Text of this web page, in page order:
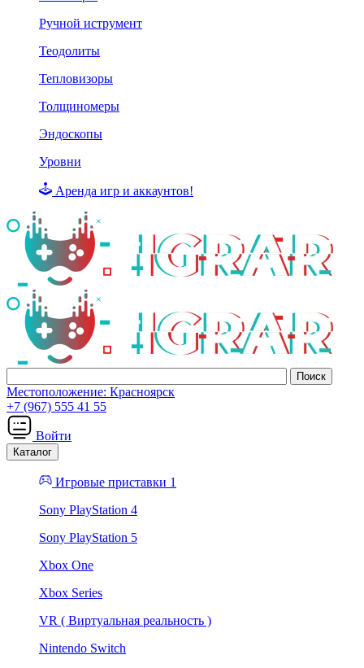
Ручной иструмент
Теодолиты
Тепловизоры
Толщиномеры
Эндоскопы
Уровни
Аренда игр и аккаунтов!
Местоположение: Красноярск
+7 (967) 555 41 55
Войти
Каталог
Игровые приставки 1
Sony PlayStation 4
Sony PlayStation 5
Xbox One
Xbox Series
VR ( Виртуальная реальность )
Nintendo Switch